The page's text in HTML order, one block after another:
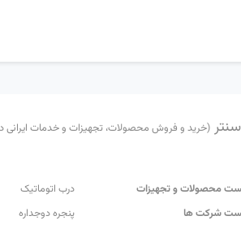
(خرید و فروش محصولات، تجهیزات و خدمات ایرانی
محصولات و تجهیزات
شرکت ها
درب اتوماتیک
پنجره دوجداره